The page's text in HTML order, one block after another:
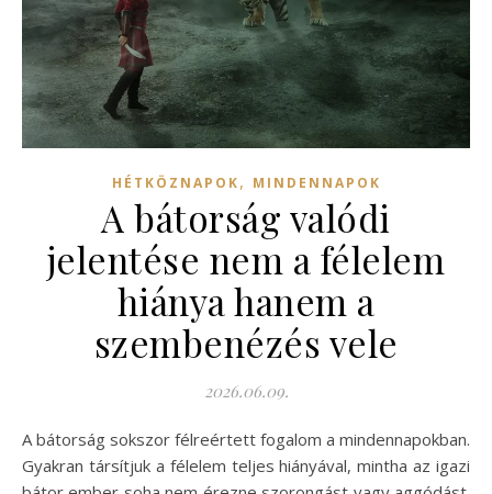
HÉTKÖZNAPOK, MINDENNAPOK
A bátorság valódi
jelentése nem a félelem
hiánya hanem a
szembenézés vele
2026.06.09.
A bátorság sokszor félreértett fogalom a mindennapokban.
Gyakran társítjuk a félelem teljes hiányával, mintha az igazi